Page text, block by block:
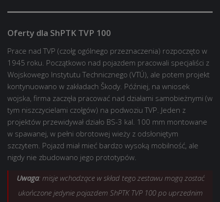
Oferty dla ShPTK TVP 100
Prace nad TVP (czołg ogólnego przeznaczenia) rozpoczęto w
1945 roku. Początkowo nad pojazdem pracowali specjaliści z
Wojskowego Instytutu Technicznego (VTÚ), ale potem projekt
kontynuowano w zakładach Škody. Później, na wniosek
wojska, firma zaczęła pracować nad działami samobieżnymi (w
tym niszczycielami czołgów) na podwoziu TVP. Jeden z
projektów przewidywał działo BS-3 kal. 100 mm montowane
w spawanej, w pełni obrotowej wieży z odsłoniętym
szczytem. Pojazd miał mieć bardzo wysoką mobilność, ale
nigdy nie zbudowano jego prototypów.
Uwaga: misje wchodzące w skład tego zestawu mogą zostać
ukończone jedynie pojazdem ShPTK TVP 100 po uprzednim